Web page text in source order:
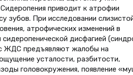
приводит к атрофии
зубов. При исследовании
атрофических изменений в
дисфагией
ЖДС предъявляют жалобы на
усталости, разбитости,
головокружения, появление